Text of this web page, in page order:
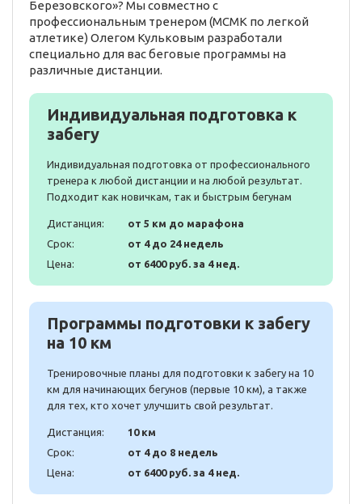
Березовского»? Мы совместно с
профессиональным тренером (МСМК по легкой
атлетике) Олегом Кульковым разработали
специально для вас беговые программы на
различные дистанции.
Индивидуальная подготовка к
забегу
Индивидуальная подготовка от профессионального
тренера к любой дистанции и на любой результат.
Подходит как новичкам, так и быстрым бегунам
Дистанция:
от 5 км до марафона
Срок:
от 4 до 24 недель
Цена:
от 6400 руб. за 4 нед.
Программы подготовки к забегу
на 10 км
Тренировочные планы для подготовки к забегу на 10
км для начинающих бегунов (первые 10 км), а также
для тех, кто хочет улучшить свой результат.
Дистанция:
10 км
Срок:
от 4 до 8 недель
Цена:
от 6400 руб. за 4 нед.